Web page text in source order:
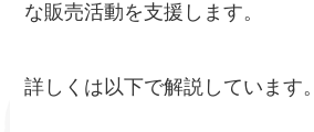
な販売活動を支援します。
詳しくは以下で解説しています。